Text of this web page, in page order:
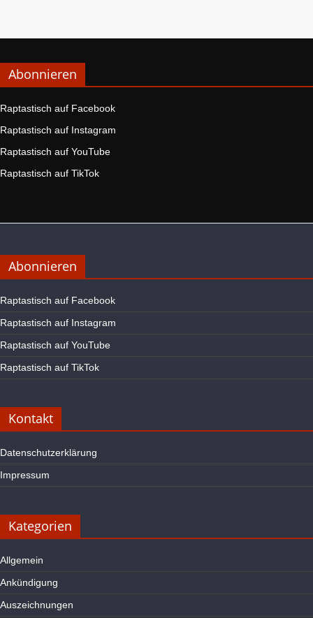
Abonnieren
Raptastisch auf Facebook
Raptastisch auf Instagram
Raptastisch auf YouTube
Raptastisch auf TikTok
Abonnieren
Raptastisch auf Facebook
Raptastisch auf Instagram
Raptastisch auf YouTube
Raptastisch auf TikTok
Kontakt
Datenschutzerklärung
Impressum
Kategorien
Allgemein
Ankündigung
Auszeichnungen